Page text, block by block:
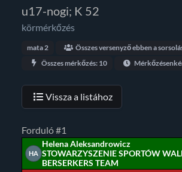
u17-nogi; K 52
körmérkőzés
mata 2
Összes versenyző ebben a
Összes mérkőzés: 10
Vissza a listához
Forduló #1
HA
Helena Aleksandrowicz
STOWARZYSZENIE SPORTÓW
BERSERKERS TEAM